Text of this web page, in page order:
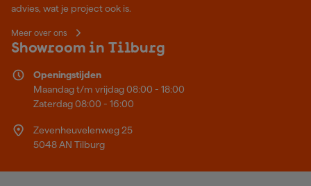
advies, wat je project ook is.
Meer over ons
Showroom in Tilburg
Openingstijden
Maandag t/m vrijdag 08:00 - 18:00
Zaterdag 08:00 - 16:00
Zevenheuvelenweg 25
5048 AN Tilburg